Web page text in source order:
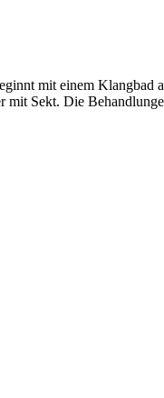
mit einem Klangbad
Sekt. Die